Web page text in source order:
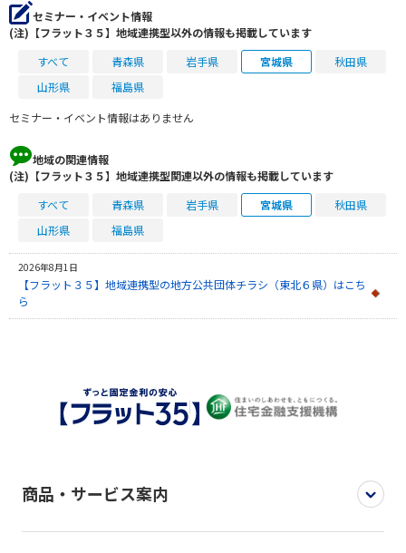
セミナー・イベント情報
(注)【フラット３５】地域連携型以外の情報も掲載しています
すべて
青森県 岩手県 宮城県
秋田県
山形県
福島県
セミナー・イベント情報はありません
地域の関連情報
(注)【フラット３５】地域連携型関連以外の情報も掲載しています
すべて
青森県 岩手県 宮城県
秋田県
山形県
福島県
2026年8月1日
【フラット３５】地域連携型の地方公共団体チラシ（東北６県）はこち
ら
商品・サービス案内